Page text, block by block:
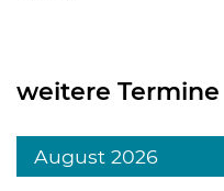
weitere Termine
August 2026